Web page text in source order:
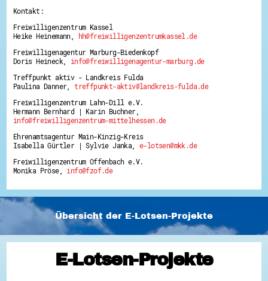
Kontakt:
Freiwilligenzentrum Kassel
Heike Heinemann,
hh@freiwilligenzentrumkassel.de
Freiwilligenagentur Marburg-Biedenkopf
Doris Heineck, info@freiwilligenagentur-marburg.de
Treffpunkt aktiv - Landkreis Fulda
Paulina Danner,treffpunkt-aktiv@landkreis-fulda.de
Freiwilligenzentrum Lahn-Dill e.V.
Hermann Bernhard | Karin Buchner,
info@freiwilligenzentrum-mittelhessen.de
Ehrenamtsagentur Main-Kinzig-Kreis
Isabella Gürtler | Sylvie Janka,e-lotsen@mkk.de
Freiwilligenzentrum Offenbach e.V.
Monika Pröse, info@fzof.de
Übersicht der E-Lotsen-Projekte
E-Lotsen-Projekte